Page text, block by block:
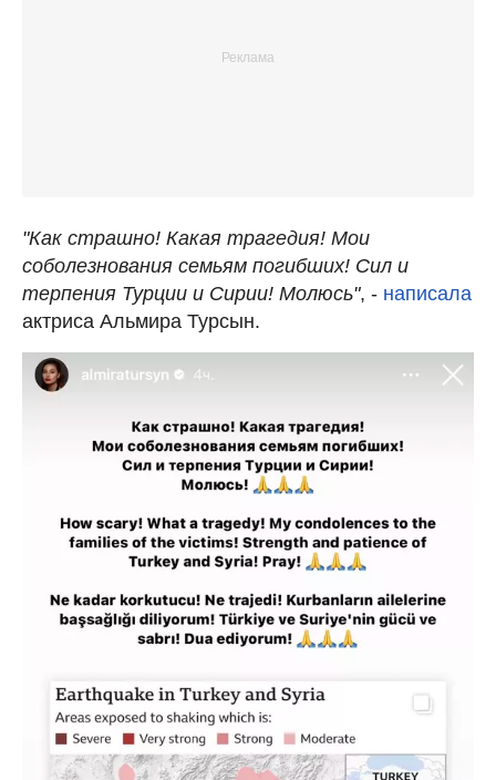
"Как страшно! Какая трагедия! Мои
соболезнования семьям погибших! Сил и
терпения Турции и Сирии! Молюсь", - написала
актриса Альмира Турсын.